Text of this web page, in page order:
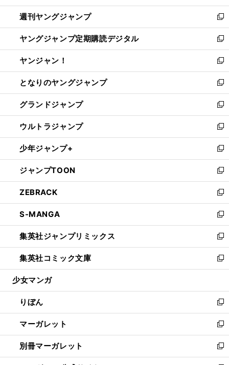
開
く
ウ
で
開
く
ン
ド
ウ
で
開
く
ウ
ィ
ン
ド
ウ
で
開
く
週刊ヤングジャンプ
新
し
い
ウ
ィ
ン
ド
ウ
で
開
く
ヤングジャンプ定期購読デジタル
新
し
い
ウ
ィ
ン
ド
ウ
で
開
く
ヤンジャン！
新
し
い
ウ
ィ
ン
ド
ウ
で
開
く
となりのヤングジャンプ
新
し
い
ウ
ィ
ン
ド
ウ
で
開
く
グランドジャンプ
新
し
い
ウ
ィ
ン
ド
ウ
で
開
く
ウルトラジャンプ
新
し
い
ウ
ィ
ン
ド
ウ
で
開
く
少年ジャンプ+
新
し
い
ウ
ィ
ン
ド
ウ
で
開
く
ジャンプTOON
新
し
い
ウ
ィ
ン
ド
ウ
で
開
ZEBRACK
新
し
い
ウ
ィ
ン
ド
ウ
開
く
S-MANGA
新
し
い
ウ
ィ
ン
ウ
で
開
く
集英社ジャンプリミックス
新
し
い
ウ
ン
ド
ウ
で
開
く
集英社コミック文庫
新
し
ウ
ィ
ン
ド
ウ
で
開
少女マンガ
りぼん
新
し
い
ウ
ィ
ン
マーガレット
新
し
い
ウ
別冊マーガレット
新
し